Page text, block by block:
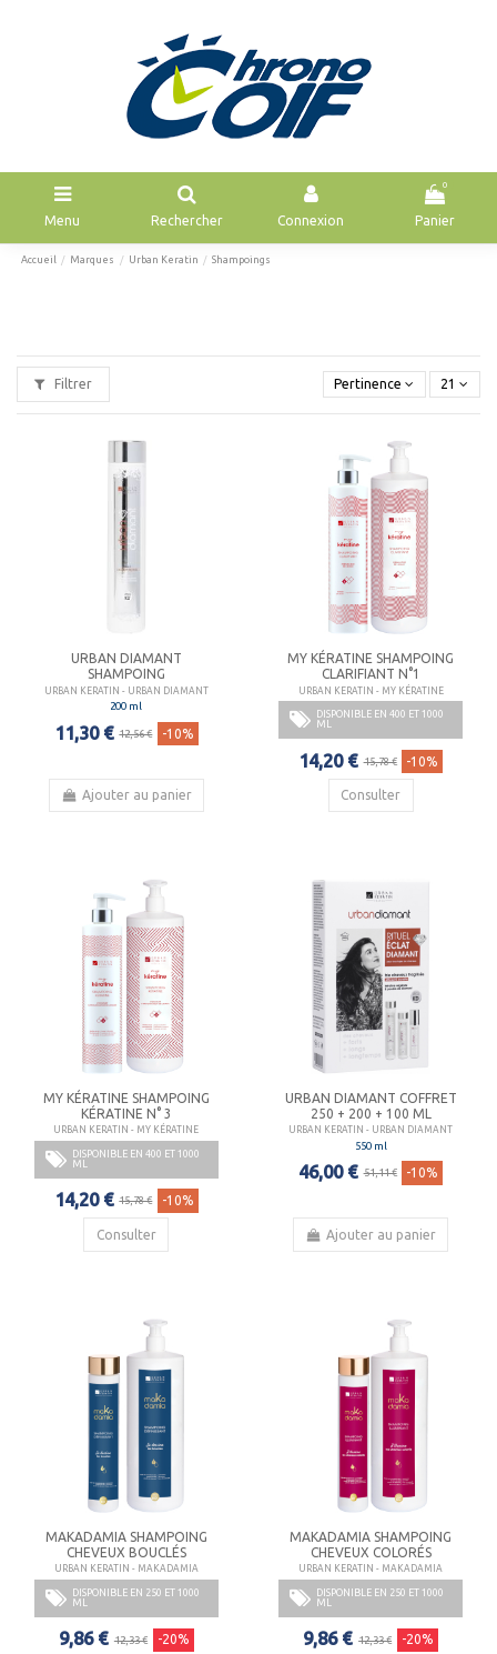
Menu Rechercher Connexion
0
Panier
Accueil Marques Urban Keratin Shampoings
Filtrer Pertinence 21
URBAN DIAMANT
SHAMPOING
URBAN KERATIN - URBAN DIAMANT
200 ml
11,30 € 12,56 € -10%
Ajouter au panier
MY KÉRATINE SHAMPOING
CLARIFIANT N°1
URBAN KERATIN - MY KÉRATINE
DISPONIBLE EN 400 ET 1000
ML
14,20 € 15,78 € -10%
Consulter
MY KÉRATINE SHAMPOING
KÉRATINE N° 3
URBAN KERATIN - MY KÉRATINE
DISPONIBLE EN 400 ET 1000
ML
14,20 € 15,78 € -10%
Consulter
URBAN DIAMANT COFFRET
250 + 200 + 100 ML
URBAN KERATIN - URBAN DIAMANT
550 ml
46,00 € 51,11 € -10%
Ajouter au panier
MAKADAMIA SHAMPOING
CHEVEUX BOUCLÉS
URBAN KERATIN - MAKADAMIA
DISPONIBLE EN 250 ET 1000
ML
9,86 € 12,33 € -20%
MAKADAMIA SHAMPOING
CHEVEUX COLORÉS
URBAN KERATIN - MAKADAMIA
DISPONIBLE EN 250 ET 1000
ML
9,86 € 12,33 € -20%